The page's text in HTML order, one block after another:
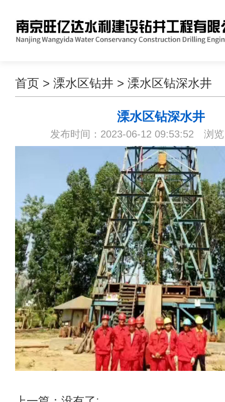
首页 > 溧水区钻井 > 溧水区钻深水井
溧水区钻深水井
发布时间：2023-06-12 09:53:52 浏览